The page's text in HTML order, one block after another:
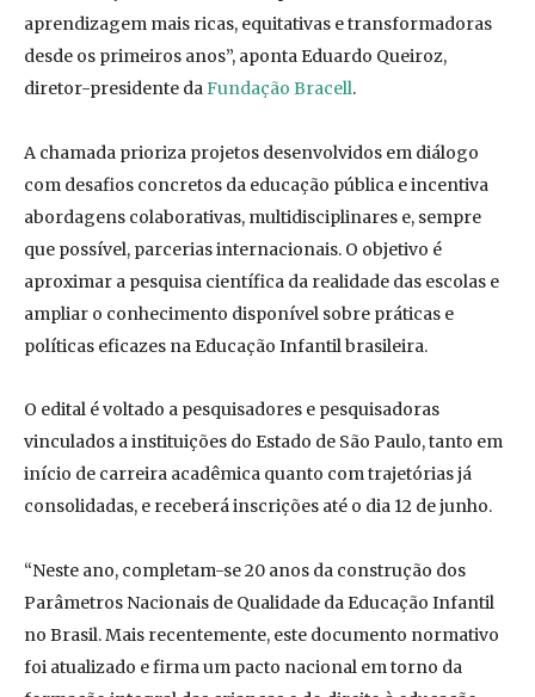
aprendizagem mais ricas, equitativas e transformadoras
desde os primeiros anos”, aponta Eduardo Queiroz,
diretor-presidente daFundação Bracell.
A chamada prioriza projetos desenvolvidos em diálogo
com desafios concretos da educação pública e incentiva
abordagens colaborativas, multidisciplinares e, sempre
que possível, parcerias internacionais. O objetivo é
aproximar a pesquisa científica da realidade das escolas e
ampliar o conhecimento disponível sobre práticas e
políticas eficazes na Educação Infantil brasileira.
O edital é voltado a pesquisadores e pesquisadoras
vinculados a instituições do Estado de São Paulo, tanto em
início de carreira acadêmica quanto com trajetórias já
consolidadas, e receberá inscrições até o dia 12 de junho.
“Neste ano, completam-se 20 anos da construção dos
Parâmetros Nacionais de Qualidade da Educação Infantil
no Brasil. Mais recentemente, este documento normativo
foi atualizado e firma um pacto nacional em torno da